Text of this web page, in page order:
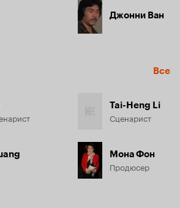
Джонни Ван
Все
Tai-Heng Li
Сценарист
Мона Фон
Продюсер